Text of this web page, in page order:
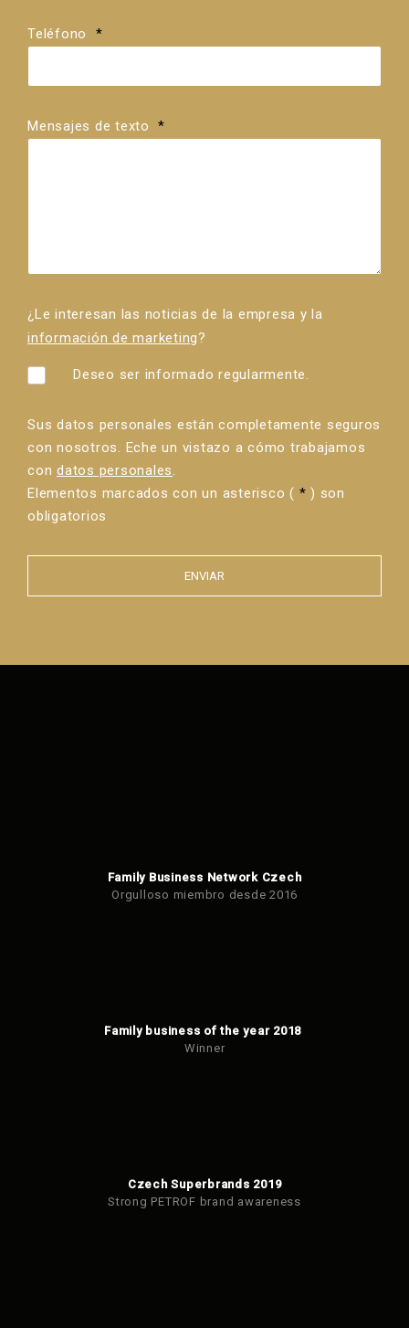
Teléfono *
Mensajes de texto *
¿Le interesan las noticias de la empresa y la
información de marketing?
Deseo ser informado regularmente.
Sus datos personales están completamente seguros
con nosotros. Eche un vistazo a cómo trabajamos
con datos personales.
Elementos marcados con un asterisco ( * ) son
obligatorios
ENVIAR
Family Business Network Czech
Orgulloso miembro desde 2016
Family business of the year 2018
Winner
Czech Superbrands 2019
Strong PETROF brand awareness